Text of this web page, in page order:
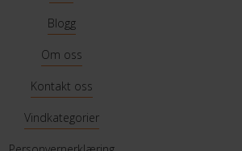
Blogg
Om oss
Kontakt oss
Vindkategorier